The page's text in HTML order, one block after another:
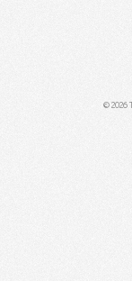
© 2026